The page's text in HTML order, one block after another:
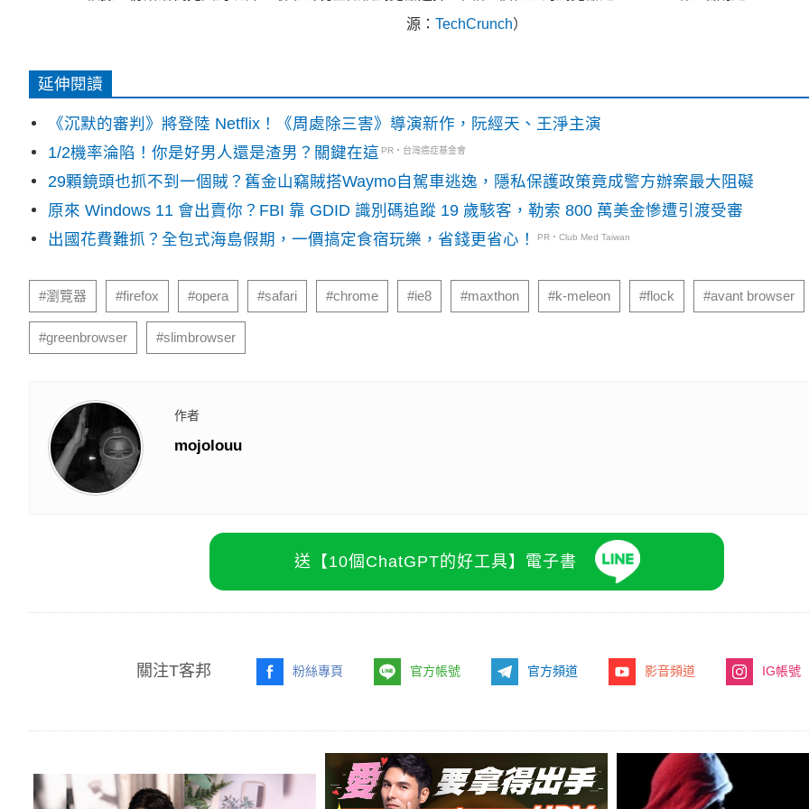
源： TechCrunch）
延伸閱讀
《沉默的審判》將登陸 Netflix！《周處除三害》導演新作，阮經天、王淨主演
1/2機率淪陷！你是好男人還是渣男？關鍵在這 PR・台灣癌症基金會
29顆鏡頭也抓不到一個賊？舊金山竊賊搭Waymo自駕車逃逸，隱私保護政策竟成警方辦案最大阻礙
原來 Windows 11 會出賣你？FBI 靠 GDID 識別碼追蹤 19 歲駭客，勒索 800 萬美金慘遭引渡受審
出國花費難抓？全包式海島假期，一價搞定食宿玩樂，省錢更省心！
PR・Club Med Taiwan
#瀏覽器 #firefox #opera #safari #chrome #ie8 #maxthon #k-meleon #flock #avant browser
#greenbrowser #slimbrowser
作者
mojolouu
送【10個ChatGPT的好工具】電子書
關注T客邦 粉絲專頁 官方帳號 官方頻道 影音頻道 IG帳號